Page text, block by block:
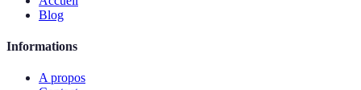
Blog
Informations
A propos